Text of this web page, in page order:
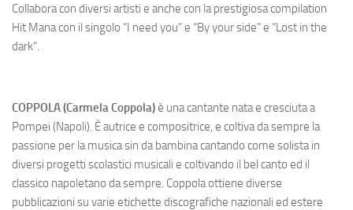
Collabora con diversi artisti e anche con la prestigiosa compilation
Hit Mana con il singolo “I need you” e “By your side” e “Lost in the
dark”.
COPPOLA (Carmela Coppola)è una cantante nata e cresciuta a
Pompei (Napoli). È autrice e compositrice, e coltiva da sempre la
passione per la musica sin da bambina cantando come solista in
diversi progetti scolastici musicali e coltivando il bel canto ed il
classico napoletano da sempre. Coppola ottiene diverse
pubblicazioni su varie etichette discografiche nazionali ed estere